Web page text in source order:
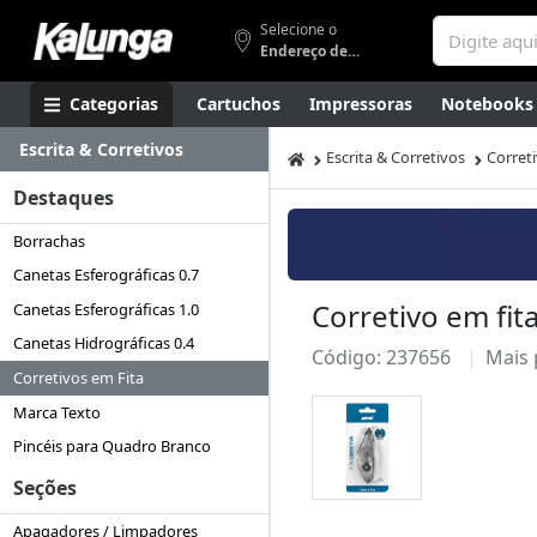
Selecione o
Endereço de entrega
Categorias Cartuchos Impressoras Notebooks
Apresentação Smartphones Artes Gamers
Escrita & Corretivos
Destaques
Borrachas
Canetas Esferográficas 0.7
Canetas Esferográficas 1.0
Canetas Hidrográficas 0.4
Corretivos em Fita
Marca Texto
Pincéis para Quadro Branco
Seções
Apagadores / Limpadores
Escrita & Corretivos
Corretivo em
Código: 237656 Mais